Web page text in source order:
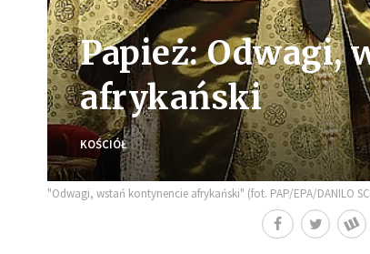
Papież: Odwagi,
afrykański
KOŚCIÓŁ
"Odwagi, wstań kontynencie afrykański" (fot. PAP/EPA/DANILO